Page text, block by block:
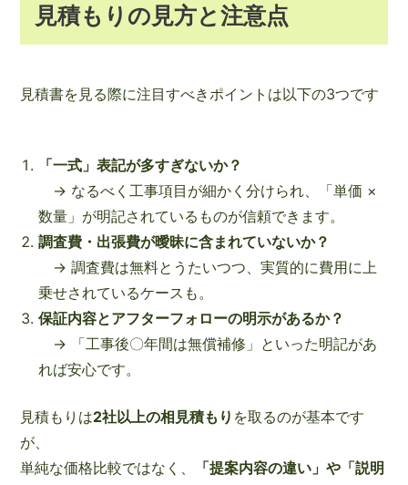
見積もりの見方と注意点
見積書を見る際に注目すべきポイントは以下の3つです
「一式」表記が多すぎないか？
→ なるべく工事項目が細かく分けられ、「単価 ×
数量」が明記されているものが信頼できます。
調査費・出張費が曖昧に含まれていないか？
→ 調査費は無料とうたいつつ、実質的に費用に上
乗せされているケースも。
保証内容とアフターフォローの明示があるか？
→ 「工事後〇年間は無償補修」といった明記があ
れば安心です。
見積もりは2社以上の相見積もり を取るのが基本です
が、
単純な価格比較ではなく、
「提案内容の違い」や「説明